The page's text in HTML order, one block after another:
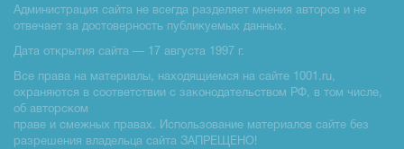
Администрация сайта не всегда разделяет мнения авторов и не
отвечает за достоверность публикуемых данных.
Дата открытия сайта — 17 августа 1997 г.
Все права на материалы, находящиемся на сайте 1001.ru,
охраняются в соответствии с законодательством РФ, в том числе,
об авторском
праве и смежных правах. Использование материалов сайте без
разрешения владельца сайта ЗАПРЕЩЕНО!